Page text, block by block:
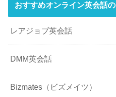
おすすめオンライン英会話
レアジョブ英会話
DMM英会話
Bizmates（ビズメイツ）